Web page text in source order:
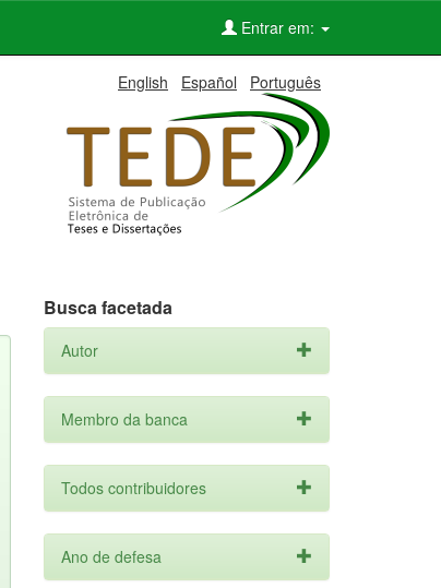
Entrar em:
English Español Português
Busca facetada
Autor
Membro da banca
Todos contribuidores
Ano de defesa